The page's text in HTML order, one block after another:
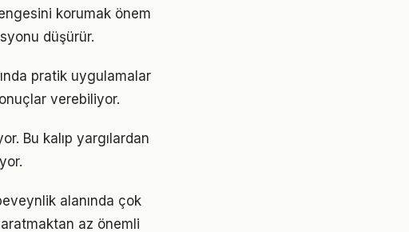
korumak önem
düşürür.
pratik uygulamalar
verebiliyor.
Bu kalıp yargılardan
alanında çok
az önemli